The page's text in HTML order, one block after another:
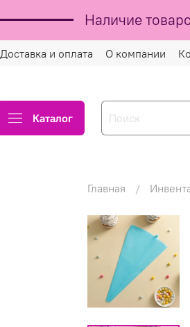
Наличие
Доставка и оплата О компании
Каталог
Главная